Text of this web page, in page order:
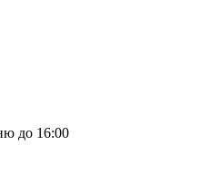
до 16:00